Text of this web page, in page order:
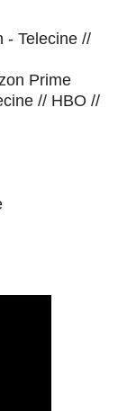
- Telecine //
Prime
// HBO //